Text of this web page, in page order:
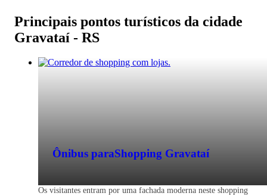
Principais pontos turísticos da cidade
Gravataí - RS
Ônibus paraShopping Gravataí
Os visitantes entram por uma fachada moderna neste shopping